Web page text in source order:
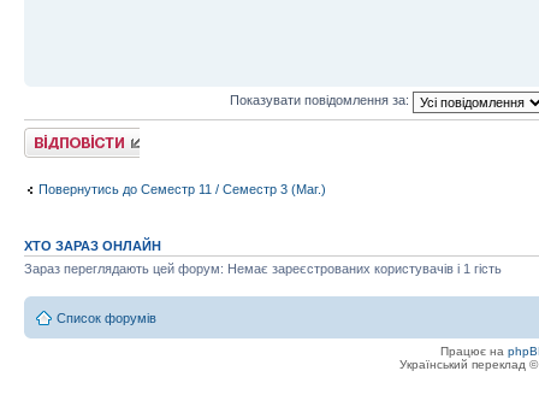
Показувати повідомлення за:
Відповісти
Повернутись до Семестр 11 / Семестр 3 (Маг.)
ХТО ЗАРАЗ ОНЛАЙН
Зараз переглядають цей форум: Немає зареєстрованих користувачів і 1 гість
Список форумів
Працює на
Український переклад